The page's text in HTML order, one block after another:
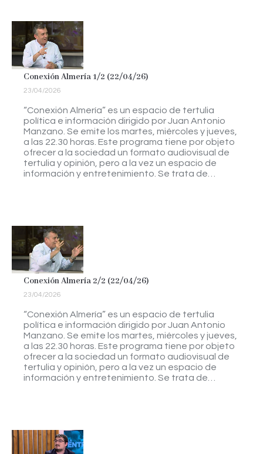
Conexión Almería 1/2 (22/04/26)
23/04/2026
“Conexión Almería” es un espacio de tertulia
política e información dirigido por Juan Antonio
Manzano. Se emite los martes, miércoles y jueves,
a las 22.30 horas. Este programa tiene por objeto
ofrecer a la sociedad un formato audiovisual de
tertulia y opinión, pero a la vez un espacio de
información y entretenimiento. Se trata de…
Conexión Almería 2/2 (22/04/26)
23/04/2026
“Conexión Almería” es un espacio de tertulia
política e información dirigido por Juan Antonio
Manzano. Se emite los martes, miércoles y jueves,
a las 22.30 horas. Este programa tiene por objeto
ofrecer a la sociedad un formato audiovisual de
tertulia y opinión, pero a la vez un espacio de
información y entretenimiento. Se trata de…